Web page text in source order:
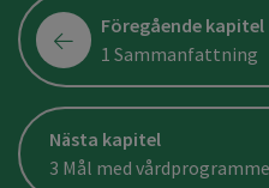
Föregående kapitel
1 Sammanfattning
Nästa kapitel
3 Mål med